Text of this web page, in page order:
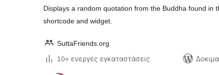
Displays a random quotation from the Buddha found in
shortcode and widget.
SuttaFriends.org
10+ ενεργές εγκαταστάσεις